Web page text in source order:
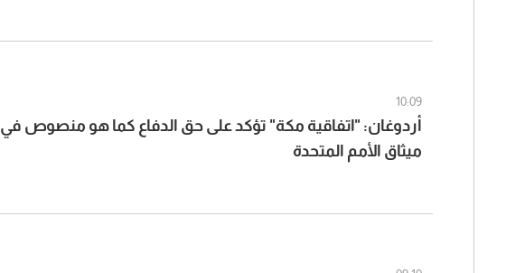
10:09
أردوغان: "اتفاقية مكة" تؤكد على حق الدفاع كما هو منصوص في
ميثاق الأمم المتحدة